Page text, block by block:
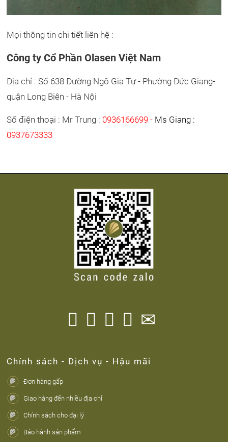
Mọi thông tin chi tiết liên hệ :
Công ty Cổ Phần Olasen Việt Nam
Địa chỉ : Số 638 Đường Ngô Gia Tự - Phường Đức Giang-
quận Long Biên - Hà Nội
Số điện thoại : Mr Trung : 0936166699 - Ms Giang :
0937673333
    ✉
Chính sách - Dịch vụ - Hậu mãi
Đơn hàng gấp
Giao hàng đến nhiều địa chỉ
Chính sách cho đại lý
Bảo hành sản phẩm